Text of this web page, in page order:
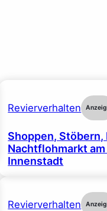
Revierverhalten
Shoppen, Stöbern,
Nachtflohmarkt
Innenstadt
Revierverhalten